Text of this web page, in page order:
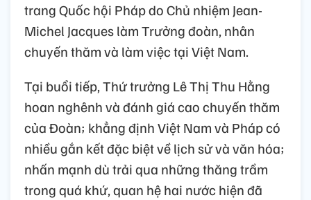
trang Quốc hội Pháp do Chủ nhiệm Jean-
Michel Jacques làm Trưởng đoàn, nhân
chuyến thăm và làm việc tại Việt Nam.
Tại buổi tiếp, Thứ trưởng Lê Thị Thu Hằng
hoan nghênh và đánh giá cao chuyến thăm
của Đoàn; khẳng định Việt Nam và Pháp có
nhiều gắn kết đặc biệt về lịch sử và văn hóa;
nhấn mạnh dù trải qua những thăng trầm
trong quá khứ, quan hệ hai nước hiện đã